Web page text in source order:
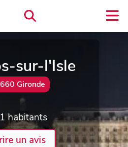
sur-l'Isle
Gironde
habitants
un avis